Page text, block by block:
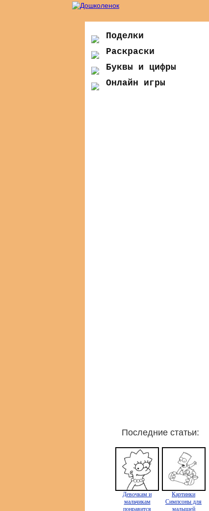
Поделки
Раскраски
Буквы и цифры
Онлайн игры
Последние статьи:
Девочкам и
мальчикам
понравится
Картинки
Симпсоны для
малышей